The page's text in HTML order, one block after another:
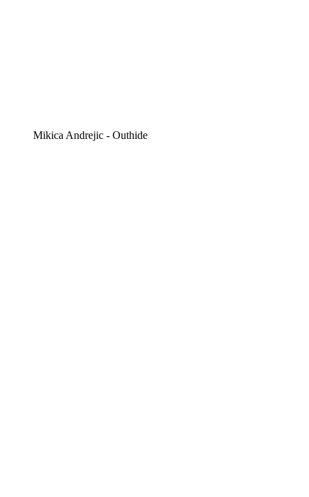
Mikica Andrejic - Outhide